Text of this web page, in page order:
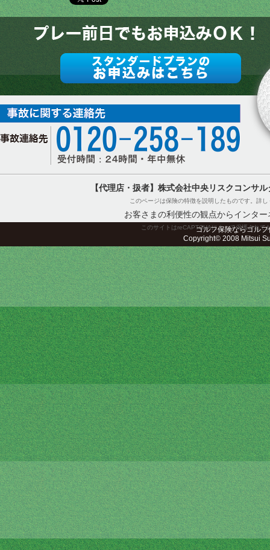
【代理店・扱者】株式会社中央リスクコンサ
このページは保険の特徴を説明したものです。詳
お客さまの利便性の観点からインタ
このサイトはreCAPTCHAによって保護されて
ゴルフ保険ならゴル
Copyright© 2008 Mitsui